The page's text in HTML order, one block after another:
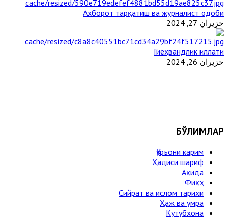
Ахборот тарқатиш ва журналист одоби
حزيران 27, 2024
Гиёҳвандлик иллати
حزيران 26, 2024
БЎЛИМЛАР
Қуръони карим
Ҳадиси шариф
Ақида
Фиқҳ
Сийрат ва ислом тарихи
Ҳаж ва умра
Кутубхона